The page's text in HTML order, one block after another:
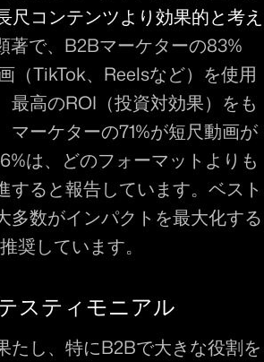
コンテンツより効果的と考え
著で、B2Bマーケターの83%
（TikTok、Reelsなど）を使用
最高のROI（投資対効果）をも
ーケターの71%が短尺動画が
は、どのフォーマットよりも
ると報告しています。ベスト
多数がインパクトを最大化する
奨しています。
スティモニアル
たし、特にB2Bで大きな役割を